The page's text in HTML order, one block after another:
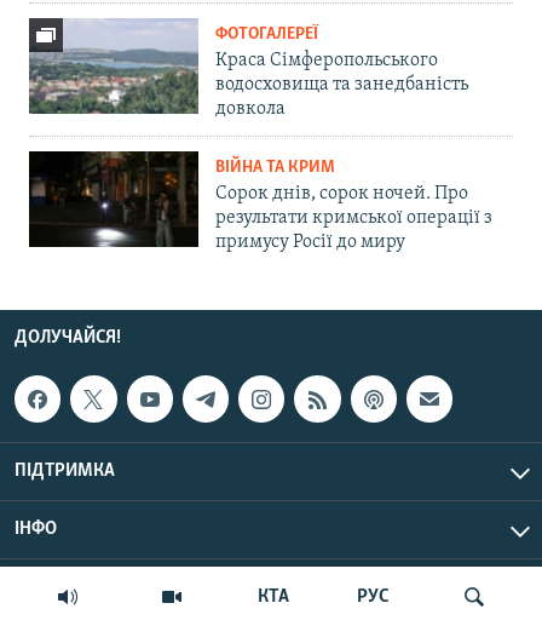
КТА РУС
ФОТОГАЛЕРЕЇ
Краса Сімферопольського
водосховища та занедбаність
довкола
ВІЙНА ТА КРИМ
Сорок днів, сорок ночей. Про
результати кримської операції з
примусу Росії до миру
ДОЛУЧАЙСЯ!
ПІДТРИМКА
ІНФО
© Крим.Реалії, 2026 | Усі права застережено.